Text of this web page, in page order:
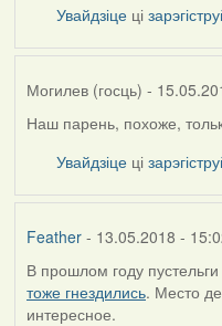
Увайдзіце ці
Могилев (госць) -
Наш парень, похоже,
Увайдзіце ці
Feather- 13.05.2018 -
В прошлом году
тоже гнездились. Место
интересное.